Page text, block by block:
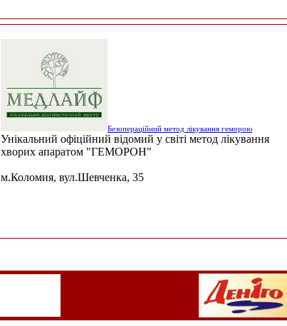
Безопераційний метод лікування геморою
Унікальний офіційний відомий у світі метод лікування
хворих апаратом "ГЕМОРОН"
м.Коломия, вул.Шевченка, 35